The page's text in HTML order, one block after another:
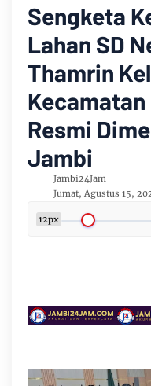
Sengketa
Lahan SD
Thamrin
Resmi
Jambi
Jambi24Jam
Jumat, Agustus 15,
12px